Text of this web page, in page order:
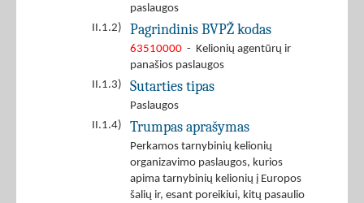
paslaugos
II.1.2)
Pagrindinis BVPŽ kodas
63510000 - Kelionių agentūrų ir
panašios paslaugos
II.1.3)
Sutarties tipas
Paslaugos
II.1.4)
Trumpas aprašymas
Perkamos tarnybinių kelionių
organizavimo paslaugos, kurios
apima tarnybinių kelionių į Europos
šalių ir, esant poreikiui, kitų pasaulio